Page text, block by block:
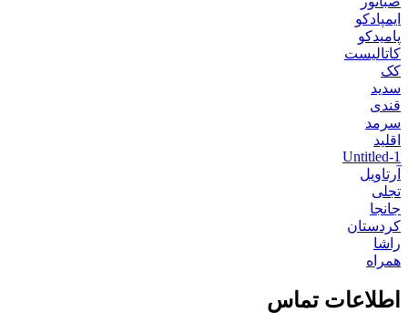
ایمپادکو
پامیدکو
کاتالیست
کک
سدید
قندی
سرمد
اقلید
Untitled-1
آرتاویل
تجلی
جانجا
کردستان
راشا
همراه
اطلاعات تماس